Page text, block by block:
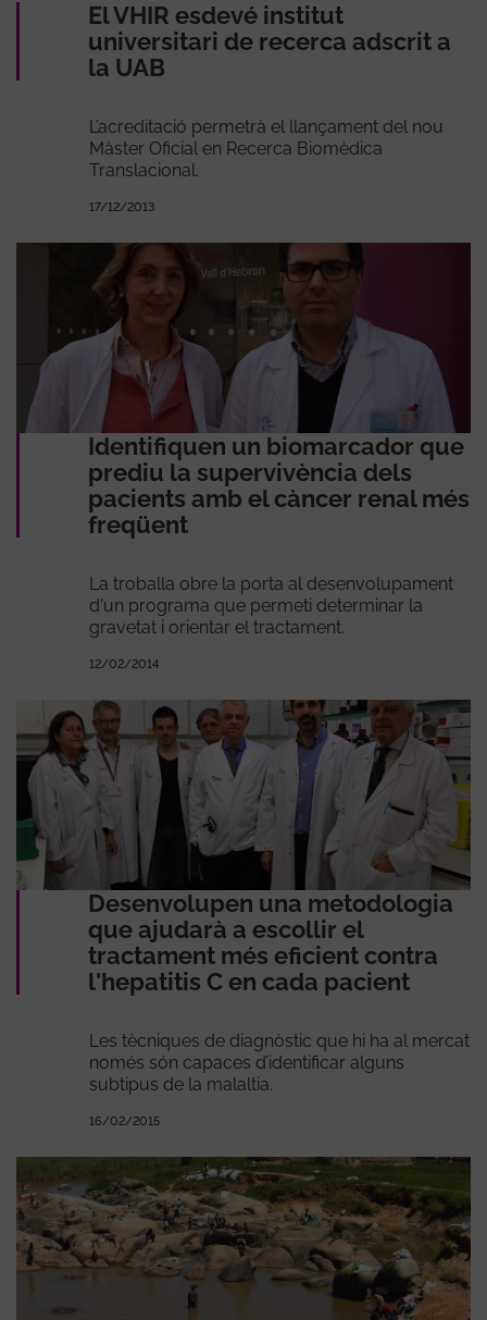
El VHIR esdevé institut
universitari de recerca adscrit a
la UAB
L’acreditació permetrà el llançament del nou
Màster Oficial en Recerca Biomèdica
Translacional.
17/12/2013
Identifiquen un biomarcador que
prediu la supervivència dels
pacients amb el càncer renal més
freqüent
La troballa obre la porta al desenvolupament
d'un programa que permeti determinar la
gravetat i orientar el tractament.
12/02/2014
Desenvolupen una metodologia
que ajudarà a escollir el
tractament més eficient contra
l'hepatitis C en cada pacient
Les tècniques de diagnòstic que hi ha al mercat
només són capaces d’identificar alguns
subtipus de la malaltia.
16/02/2015